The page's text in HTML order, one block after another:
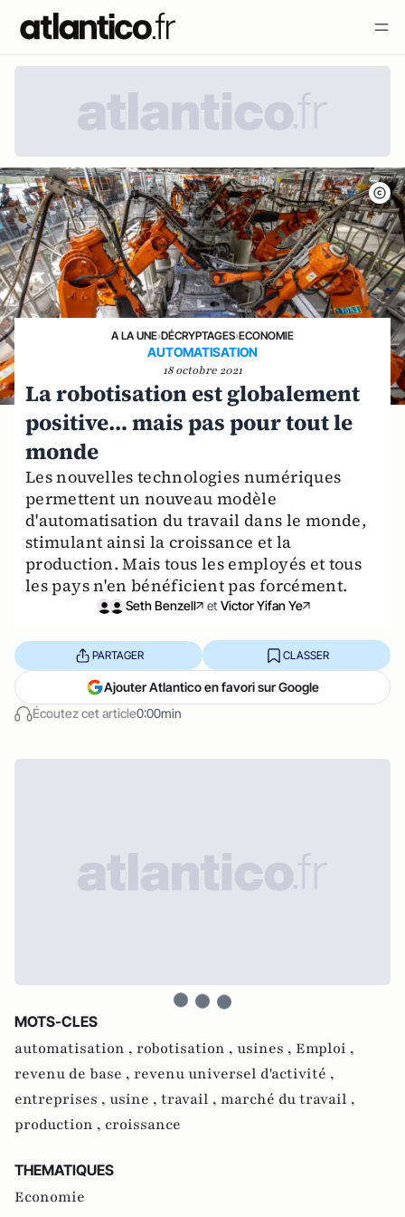
A LA UNE›DÉCRYPTAGES›ECONOMIE
AUTOMATISATION
18 octobre 2021
La robotisation est globalement
positive… mais pas pour tout le
monde
Les nouvelles technologies numériques
permettent un nouveau modèle
d'automatisation du travail dans le monde,
stimulant ainsi la croissance et la
production. Mais tous les employés et tous
les pays n'en bénéficient pas forcément.
Seth Benzell et Victor Yifan Ye
Écoutez cet article0:00min
PARTAGER CLASSER
Ajouter Atlantico en favori sur Google
MOTS-CLES
automatisation , robotisation , usines , Emploi ,
revenu de base , revenu universel d'activité ,
entreprises , usine , travail , marché du travail ,
production , croissance
THEMATIQUES
Economie